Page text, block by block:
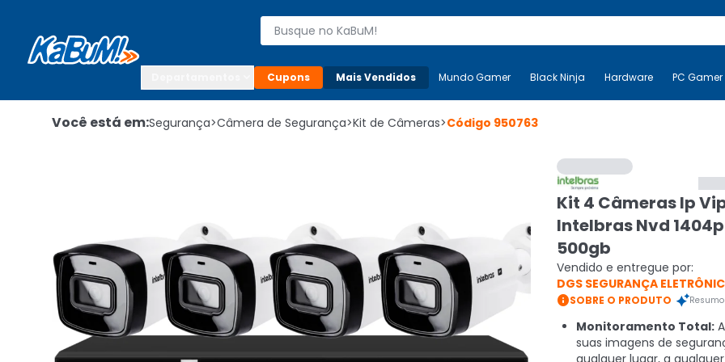
Buscar produtos
Cupons Mais Vendidos Mais-v- Mundo Gamer Black Ninja Hardware
Mundo Gamer Black Ninja Hardware PC Gamer
Você está em:Segurança>Câmera de Segurança>Kit de Câmeras>Código 950763
Kit 4 Câmeras Ip
Intelbras Nvd
500gb
Vendido e entregue por:
DGS SEGURANÇA
SOBRE O PRODUTO
Monitoramento Total:
suas imagens de
qualquer lugar, a